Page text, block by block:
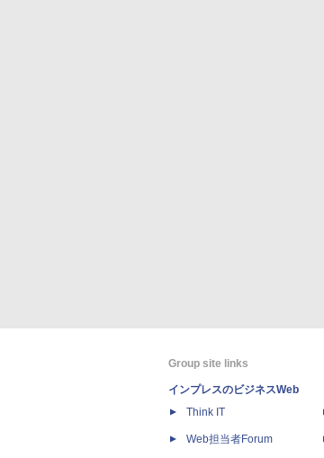
Group site links
インプレスのビジネスWeb
Think IT
Web担当者Forum